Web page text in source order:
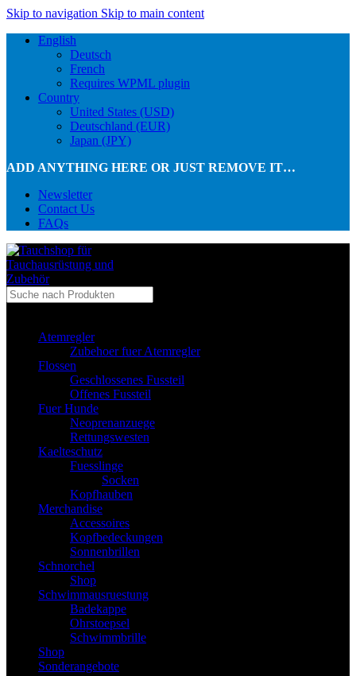
Skip to navigation Skip to main content
English
Deutsch
French
Requires WPML plugin
Country
United States (USD)
Deutschland (EUR)
Japan (JPY)
ADD ANYTHING HERE OR JUST REMOVE IT…
Newsletter
Contact Us
FAQs
Atemregler
Zubehoer fuer Atemregler
Flossen
Geschlossenes Fussteil
Offenes Fussteil
Fuer Hunde
Neoprenanzuege
Rettungswesten
Kaelteschutz
Fuesslinge
Socken
Kopfhauben
Merchandise
Accessoires
Kopfbedeckungen
Sonnenbrillen
Schnorchel
Shop
Schwimmausruestung
Badekappe
Ohrstoepsel
Schwimmbrille
Shop
Sonderangebote